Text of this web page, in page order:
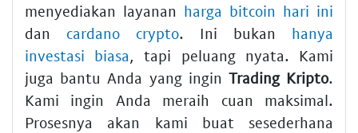
menyediakan layanan harga bitcoin hari ini
dan cardano crypto. Ini bukan hanya
investasi biasa, tapi peluang nyata. Kami
juga bantu Anda yang ingin Trading Kripto.
Kami ingin Anda meraih cuan maksimal.
Prosesnya akan kami buat sesederhana